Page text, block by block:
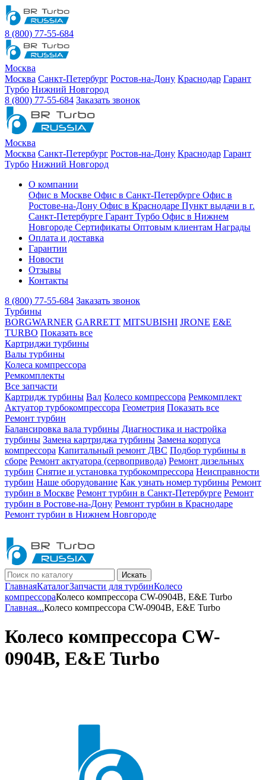
8 (800) 77-55-684
Москва
Москва Санкт-Петербург Ростов-на-Дону Краснодар Гарант
Турбо Нижний Новгород
8 (800) 77-55-684 Заказать звонок
Москва
Москва Санкт-Петербург Ростов-на-Дону Краснодар Гарант
Турбо Нижний Новгород
О компании
Офис в Москве Офис в Санкт-Петербурге Офис в
Ростове-на-Дону Офис в Краснодаре Пункт выдачи в г.
Санкт-Петербурге Гарант Турбо Офис в Нижнем
Новгороде Сертификаты Оптовым клиентам Награды
Оплата и доставка
Гарантии
Новости
Отзывы
Контакты
8 (800) 77-55-684 Заказать звонок
Турбины
BORGWARNER GARRETT MITSUBISHI JRONE E&E
TURBO Показать все
Картриджи турбины
Валы турбины
Колеса компрессора
Ремкомплекты
Все запчасти
Картридж турбины Вал Колесо компрессора Ремкомплект
Актуатор турбокомпрессора Геометрия Показать все
Ремонт турбин
Балансировка вала турбины Диагностика и настройка
турбины Замена картриджа турбины Замена корпуса
компрессора Капитальный ремонт ДВС Подбор турбины в
сборе Ремонт актуатора (сервопривода) Ремонт дизельных
турбин Снятие и установка турбокомпрессора Неисправности
турбин Наше оборудование Как узнать номер турбины Ремонт
турбин в Москве Ремонт турбин в Санкт-Петербурге Ремонт
турбин в Ростове-на-Дону Ремонт турбин в Краснодаре
Ремонт турбин в Нижнем Новгороде
Искать
ГлавнаяКаталогЗапчасти для турбинКолесо
компрессораКолесо компрессора CW-0904B, E&E Turbo
Главная...Колесо компрессора CW-0904B, E&E Turbo
Колесо компрессора CW-
0904B, E&E Turbo